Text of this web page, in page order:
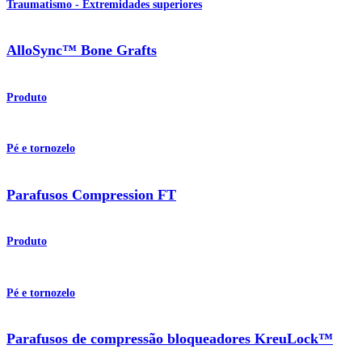
Traumatismo - Extremidades superiores
AlloSync™ Bone Grafts
Produto
Pé e tornozelo
Parafusos Compression FT
Produto
Pé e tornozelo
Parafusos de compressão bloqueadores KreuLock™